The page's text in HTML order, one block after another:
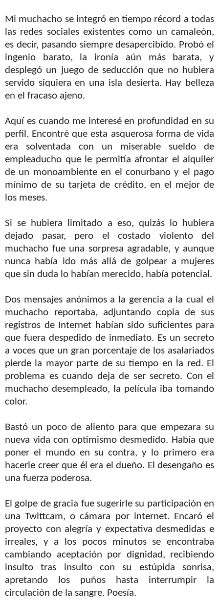
Mi muchacho se integró en tiempo récord a todas
las redes sociales existentes como un camaleón,
es decir, pasando siempre desapercibido. Probó el
ingenio barato, la ironía aún más barata, y
desplegó un juego de seducción que no hubiera
servido siquiera en una isla desierta. Hay belleza
en el fracaso ajeno.
Aquí es cuando me interesé en profundidad en su
perfil. Encontré que esta asquerosa forma de vida
era solventada con un miserable sueldo de
empleaducho que le permitía afrontar el alquiler
de un monoambiente en el conurbano y el pago
mínimo de su tarjeta de crédito, en el mejor de
los meses.
Si se hubiera limitado a eso, quizás lo hubiera
dejado pasar, pero el costado violento del
muchacho fue una sorpresa agradable, y aunque
nunca había ido más allá de golpear a mujeres
que sin duda lo habían merecido, había potencial.
Dos mensajes anónimos a la gerencia a la cual el
muchacho reportaba, adjuntando copia de sus
registros de Internet habían sido suficientes para
que fuera despedido de inmediato. Es un secreto
a voces que un gran porcentaje de los asalariados
pierde la mayor parte de su tiempo en la red. El
problema es cuando deja de ser secreto. Con el
muchacho desempleado, la película iba tomando
color.
Bastó un poco de aliento para que empezara su
nueva vida con optimismo desmedido. Había que
poner el mundo en su contra, y lo primero era
hacerle creer que él era el dueño. El desengaño es
una fuerza poderosa.
El golpe de gracia fue sugerirle su participación en
una Twittcam, o cámara por internet. Encaró el
proyecto con alegría y expectativa desmedidas e
irreales, y a los pocos minutos se encontraba
cambiando aceptación por dignidad, recibiendo
insulto tras insulto con su estúpida sonrisa,
apretando los puños hasta interrumpir la
circulación de la sangre. Poesía.